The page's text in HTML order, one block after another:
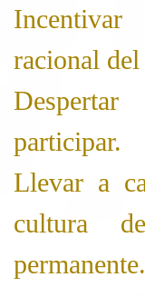
racional del
participar.
Llevar a
cultura
permanente.